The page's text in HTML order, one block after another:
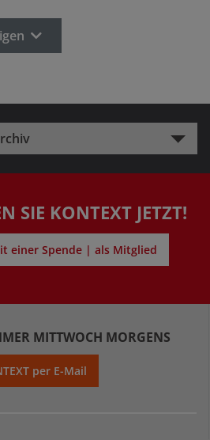
SIE KONTEXT JETZT!
einer Spende | als Mitglied
MITTWOCH MORGENS
per E-Mail